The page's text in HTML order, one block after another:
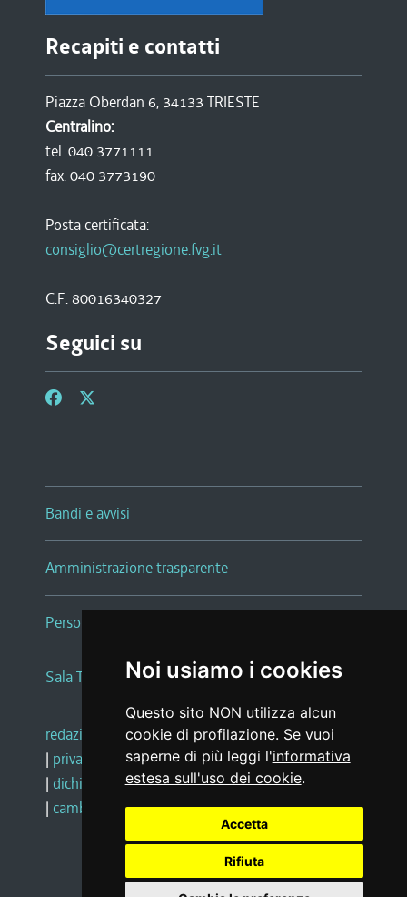
Noi usiamo i cookies
Questo sito NON utilizza alcun
cookie di profilazione. Se vuoi
saperne di più leggi l'informativa
estesa sull'uso dei cookie.
Accetta
Rifiuta
Recapiti e contatti
Piazza Oberdan 6, 34133 TRIESTE
Centralino:
tel. 040 3771111
fax. 040 3773190
Posta certificata:
consiglio@certregione.fvg.it
C.F. 80016340327
Seguici su
Bandi e avvisi
Amministrazione trasparente
Persone e Uffici
Sala Tiziano Tessitori
redazione web |note legali |glossario
| privacy
social media policy
| dichiarazione di accessibilità |feedback
| cambio preferenze cookie
Realizzato da